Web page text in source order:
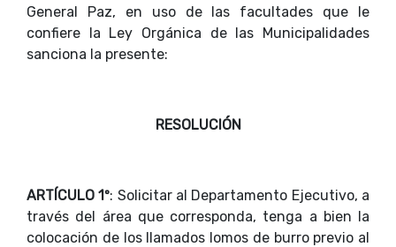
General Paz, en uso de las facultades que le
confiere la Ley Orgánica de las Municipalidades
sanciona la presente:
RESOLUCIÓN
ARTÍCULO 1º: Solicitar al Departamento Ejecutivo, a
través del área que corresponda, tenga a bien la
colocación de los llamados lomos de burro previo al